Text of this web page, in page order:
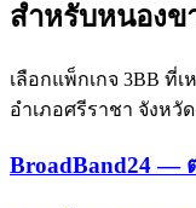
สำหรับหนองข
เลือกแพ็กเกจ 3BB
อำเภอศรีราชา จังหวั
BroadBand24 —